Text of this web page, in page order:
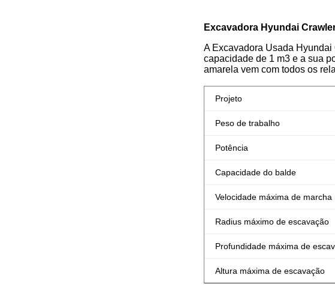
Excavadora Hyundai
A Excavadora Usada
capacidade de 1 m3 e a sua
amarela vem com todos os
Projeto
Peso de trabalho
Potência
Capacidade do balde
Velocidade máxima de marcha
Radius máximo de escavação
Profundidade máxima de
Altura máxima de escavação